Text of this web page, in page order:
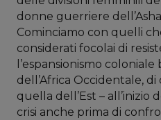
donne guerriere
Cominciamo con quelli
considerati focolai di
l’espansionismo
dell’Africa Occidentale,
quella dell’Est – all’inizio
crisi anche prima di